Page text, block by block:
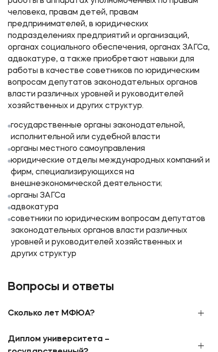
человека, правам детей, правам
предпринимателей, в юридических
подразделениях предприятий и организаций,
органах социального обеспечения, органах ЗАГСа,
адвокатуре, а также приобретают навыки для
работы в качестве советников по юридическим
вопросам депутатов законодательных органов
власти различных уровней и руководителей
хозяйственных и других структур.
государственные органы законодательной,
исполнительной или судебной власти
органы местного самоуправления
юридические отделы международных компаний и
фирм, специализирующихся на
внешнеэкономической деятельности;
органы ЗАГСа
адвокатура
советники по юридическим вопросам депутатов
законодательных органов власти различных
уровней и руководителей хозяйственных и
других структур
Вопросы и ответы
Сколько лет МФЮА?
Москвы и Ассоциации международного
образования была создана Московская
Диплом университета –